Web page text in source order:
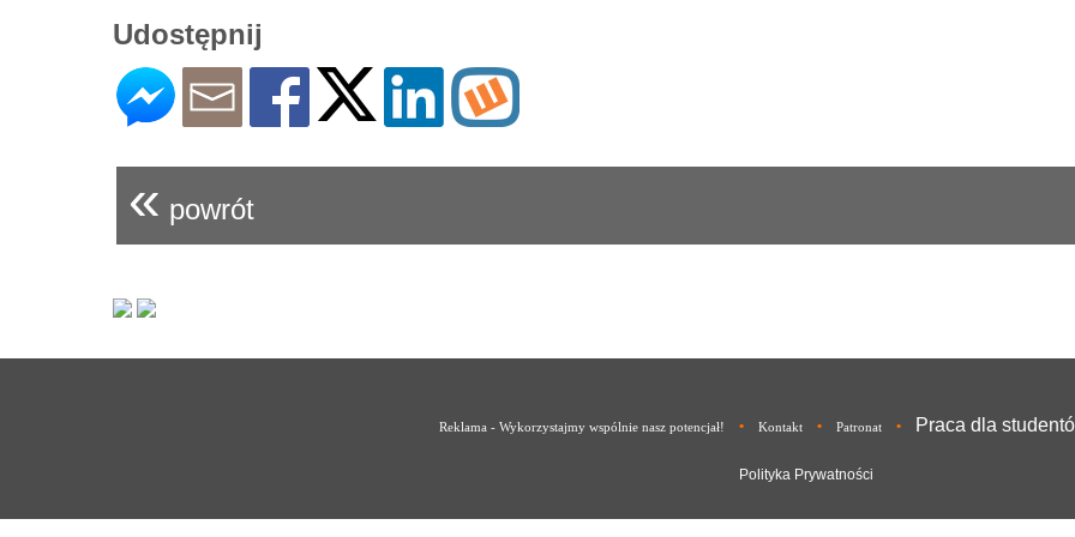
Udostępnij
« powrót
Reklama - Wykorzystajmy wspólnie nasz potencjał! • Kontakt • Patronat • Praca dla
Polityka Prywatności